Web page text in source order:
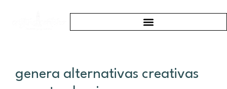
genera alternativas creativas